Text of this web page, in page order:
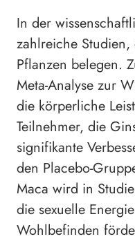
In der
zahlreiche
Pflanzen belegen.
Meta-Analyse zur
die körperliche
Teilnehmer, die
signifikante
den Placebo-
Maca wird in
die sexuelle
Wohlbefinden